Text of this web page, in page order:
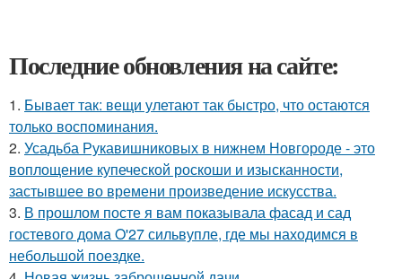
Последние обновления на сайте:
1. Бывает так: вещи улетают так быстро, что остаются
только воспоминания.
2. Усадьба Рукавишниковых в нижнем Новгороде - это
воплощение купеческой роскоши и изысканности,
застывшее во времени произведение искусства.
3. В прошлом посте я вам показывала фасад и сад
гостевого дома O'27 сильвупле, где мы находимся в
небольшой поездке.